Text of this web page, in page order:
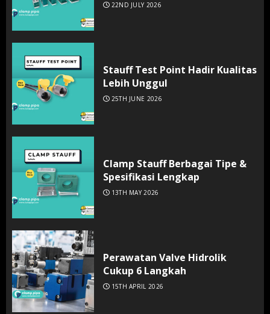
22ND JULY 2026
Stauff Test Point Hadir Kualitas
Lebih Unggul
25TH JUNE 2026
Clamp Stauff Berbagai Tipe &
Spesifikasi Lengkap
13TH MAY 2026
Perawatan Valve Hidrolik
Cukup 6 Langkah
15TH APRIL 2026